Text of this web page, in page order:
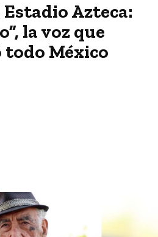
Estadio Azteca:
la voz que
todo México